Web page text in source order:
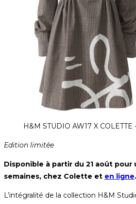
H&M STUDIO AW17 X COLETTE
Edition limitée
Disponible à partir du 21 août pour
semaines, chez Colette et en ligne.
L’intégralité de la collection H&M